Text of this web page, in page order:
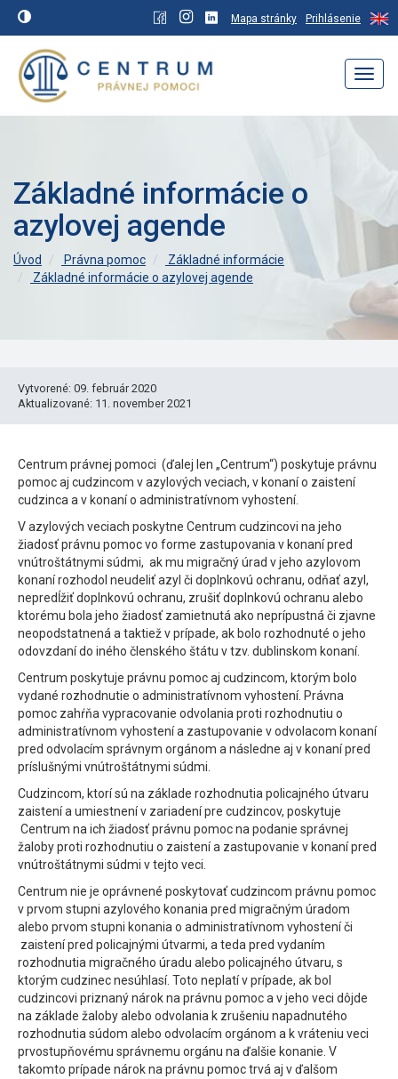
Mapa stránky Prihlásenie
Základné informácie o
azylovej agende
Úvod Právna pomoc
Základné informácie
Základné informácie o azylovej agende
Vytvorené: 09. február 2020
Aktualizované: 11. november 2021
Centrum právnej pomoci (ďalej len „Centrum“) poskytuje právnu
pomoc aj cudzincom v azylových veciach, v konaní o zaistení
cudzinca a v konaní o administratívnom vyhostení.
V azylových veciach poskytne Centrum cudzincovi na jeho
žiadosť právnu pomoc vo forme zastupovania v konaní pred
vnútroštátnymi súdmi, ak mu migračný úrad v jeho azylovom
konaní rozhodol neudeliť azyl či doplnkovú ochranu, odňať azyl,
nepredĺžiť doplnkovú ochranu, zrušiť doplnkovú ochranu alebo
ktorému bola jeho žiadosť zamietnutá ako neprípustná či zjavne
neopodstatnená a taktiež v prípade, ak bolo rozhodnuté o jeho
odovzdaní do iného členského štátu v tzv. dublinskom konaní.
Centrum poskytuje právnu pomoc aj cudzincom, ktorým bolo
vydané rozhodnutie o administratívnom vyhostení. Právna
pomoc zahŕňa vypracovanie odvolania proti rozhodnutiu o
administratívnom vyhostení a zastupovanie v odvolacom konaní
pred odvolacím správnym orgánom a následne aj v konaní pred
príslušnými vnútroštátnymi súdmi.
Cudzincom, ktorí sú na základe rozhodnutia policajného útvaru
zaistení a umiestnení v zariadení pre cudzincov, poskytuje
Centrum na ich žiadosť právnu pomoc na podanie správnej
žaloby proti rozhodnutiu o zaistení a zastupovanie v konaní pred
vnútroštátnymi súdmi v tejto veci.
Centrum nie je oprávnené poskytovať cudzincom právnu pomoc
v prvom stupni azylového konania pred migračným úradom
alebo prvom stupni konania o administratívnom vyhostení či
zaistení pred policajnými útvarmi, a teda pred vydaním
rozhodnutia migračného úradu alebo policajného útvaru, s
ktorým cudzinec nesúhlasí. Toto neplatí v prípade, ak bol
cudzincovi priznaný nárok na právnu pomoc a v jeho veci dôjde
na základe žaloby alebo odvolania k zrušeniu napadnutého
rozhodnutia súdom alebo odvolacím orgánom a k vráteniu veci
prvostupňovému správnemu orgánu na ďalšie konanie. V
takomto prípade nárok na právnu pomoc trvá aj v ďalšom